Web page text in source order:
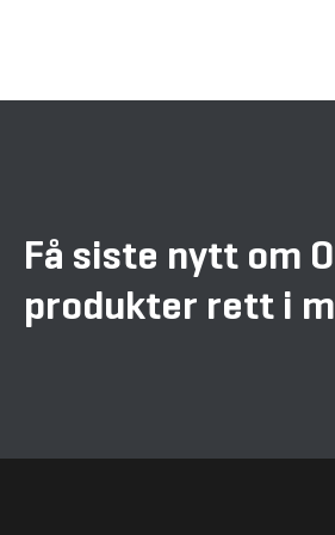
Få siste nytt om
produkter rett i